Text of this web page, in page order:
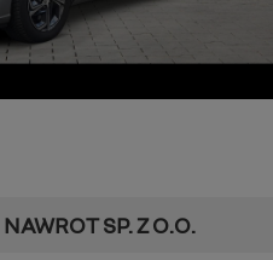
NAWROT SP. Z O.O.